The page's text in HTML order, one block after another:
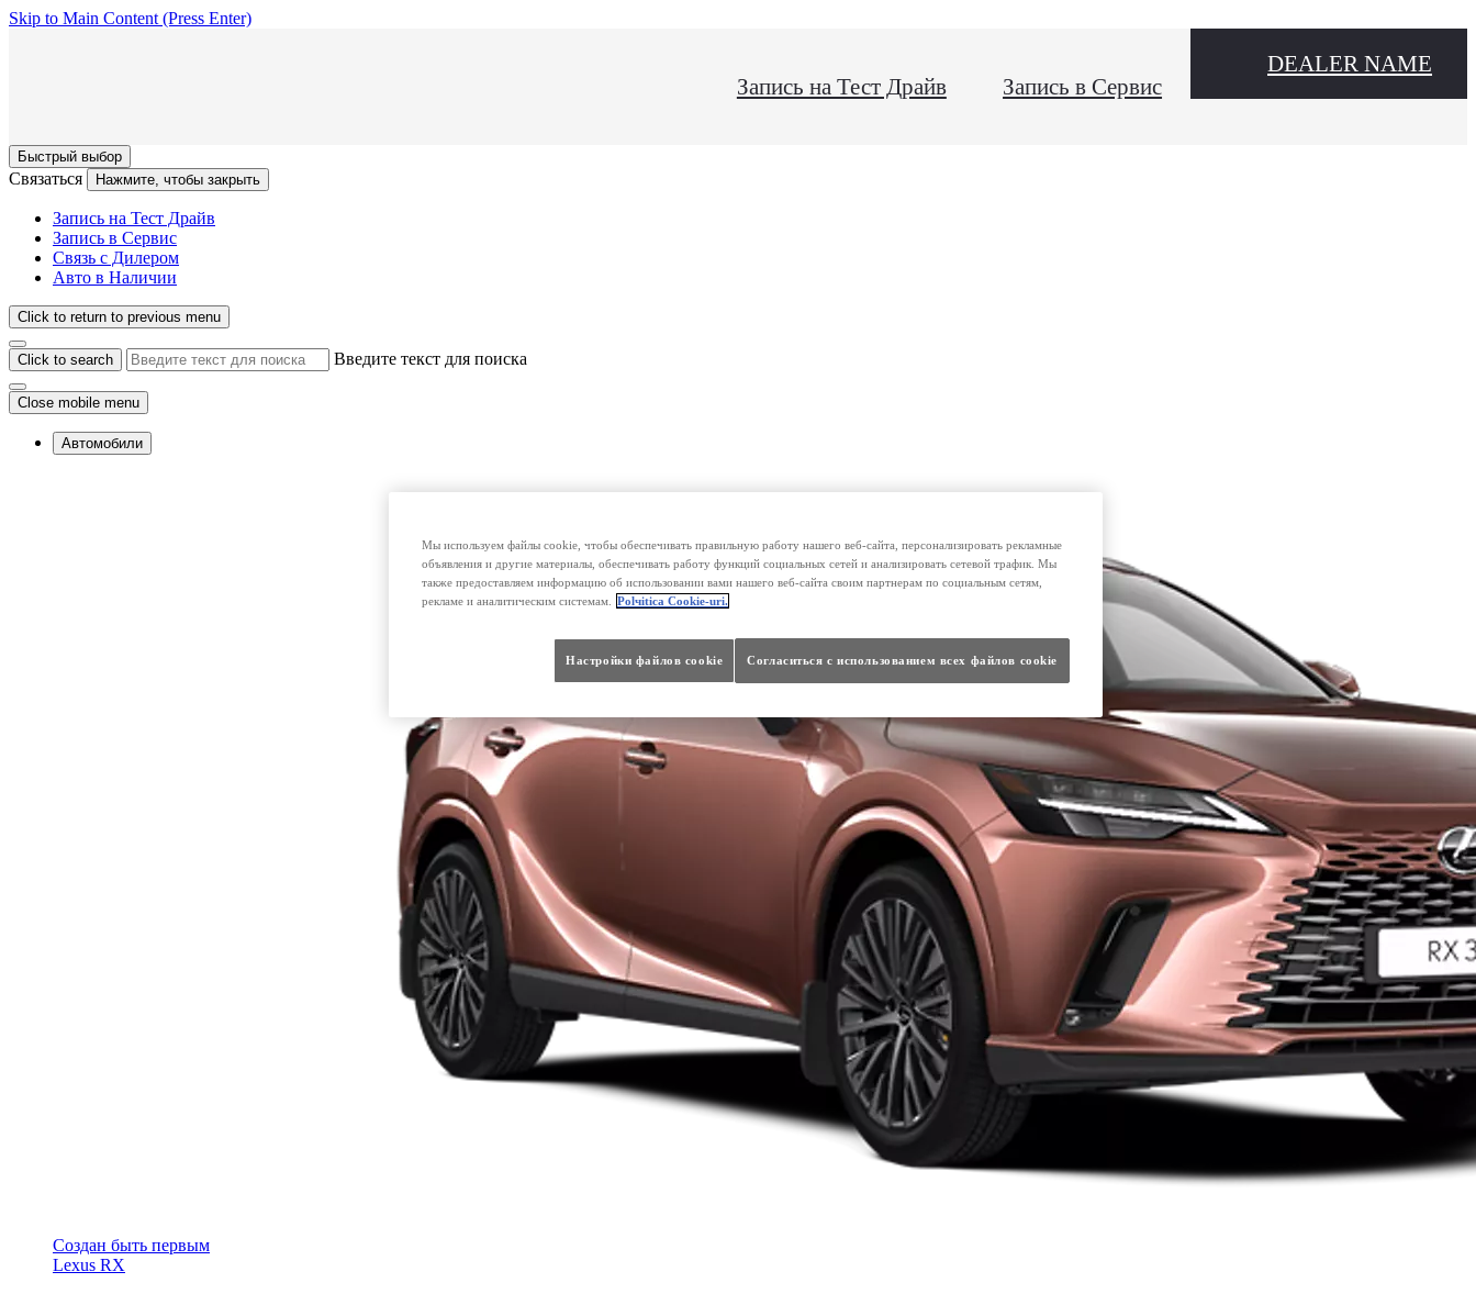
Skip to Main Content (Press Enter)
Запись на Тест Драйв Запись в Сервис
DEALER NAME
Быстрый выбор
Связаться Нажмите, чтобы закрыть
Запись на Тест Драйв
Запись в Сервис
Связь с Дилером
Авто в Наличии
Click to return to previous menu
Click to search Введите текст для поиска
Close mobile menu
Автомобили
Cоздан быть первым
Lexus RX
Мы используем файлы cookie, чтобы обеспечивать правильную работу нашего веб-сайта, персонализировать рекламные
объявления и другие материалы, обеспечивать работу функций социальных сетей и анализировать сетевой трафик. Мы
также предоставляем информацию об использовании вами нашего веб-сайта своим партнерам по социальным сетям,
рекламе и аналитическим системам.
Polчitica Cookie-uri.
Настройки файлов cookie Согласиться с использованием всех файлов cookie